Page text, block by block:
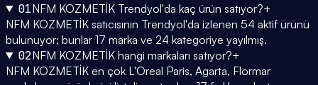
01NFM KOZMETİK Trendyol'da kaç ürün satıyor?+
NFM KOZMETİK satıcısının Trendyol'da izlenen 54 aktif ürünü
bulunuyor; bunlar 17 marka ve 24 kategoriye yayılmış.
02NFM KOZMETİK hangi markaları satıyor?+
NFM KOZMETİK en çok L'Oreal Paris, Agarta, Flormar